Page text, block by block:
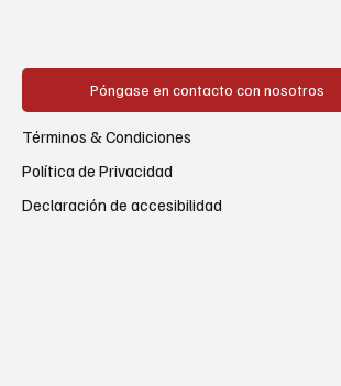
Póngase en contacto con nosotros
Política de Privacidad
Términos & Condiciones
Declaración de accesibilidad